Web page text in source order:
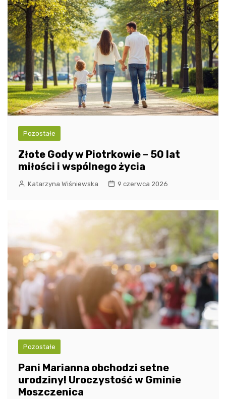
Pozostałe
Złote Gody w Piotrkowie – 50 lat
miłości i wspólnego życia
Katarzyna Wiśniewska 9 czerwca 2026
Pozostałe
Pani Marianna obchodzi setne
urodziny! Uroczystość w Gminie
Moszczenica